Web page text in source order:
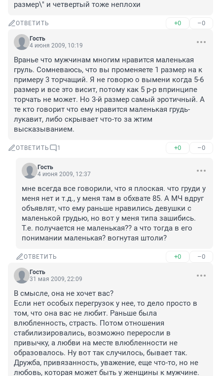
ОТВЕТИТЬ +0 –0
Гость
4 июня 2009, 10:19
Вранье что мужчинам многим нравится маленькая
груль. Сомневаюсь, что вы променяете 1 размер на к
примеру 3 торчащий. Я не говорю о вымени когда 5-6
размер и все это висит, потому как 5 р-р впринципе
торчать не может. Но 3-й размер самый эротичный. А
те кто говорит что ему нравится маленькая грудь-
лукавит, либо скрывает что-то за жтим
высказыванием.
ОТВЕТИТЬ 1 +0 –0
Гость
4 июня 2009, 12:37
мне всегда все говорили, что я плоская. что груди у
меня нет и т.д., у меня там в обхвате 85. А МЧ вдруг
объявлят, что ему раньше нравились девушки с
маленькой грудью, но вот у меня типа зашибись.
Т.е. получается не маленькая?? а что тогда в его
понимании маленькая? вогнутая штоли?
ОТВЕТИТЬ +0 –0
Гость
31 мая 2009, 22:09
В смысле, она не хочет вас?
Если нет особых перегрузок у нее, то дело просто в
том, что она вас не любит. Раньше была
влюбленность, страсть. Потом отношения
стабилизировались, возможно переросли в
привычку, а любви на месте влюбленности не
образовалось. Ну вот так случилось, бывает так.
Дружба, привязанность, уважение, еще что-то, но не
любовь, которая может быть у женщины к мужчине.